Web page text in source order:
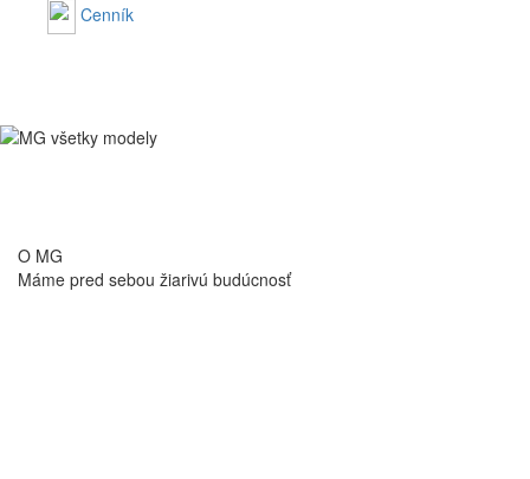
Cenník
O MG
Máme pred sebou žiarivú budúcnosť